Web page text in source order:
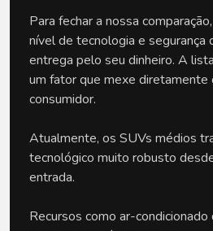
Para fechar a nossa
nível de tecnologia e segurança
entrega pelo seu dinheiro. A
um fator que mexe diretamente
consumidor.
Atualmente, os SUVs médios
tecnológico muito robusto
entrada.
Recursos como ar-